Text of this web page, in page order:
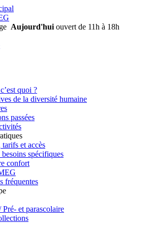
Aujourd'hui ouvert de 11h à 18h
quoi ?
de la diversité humaine
passées
et accès
spécifiques
confort
fréquentes
Pré- et parascolaire